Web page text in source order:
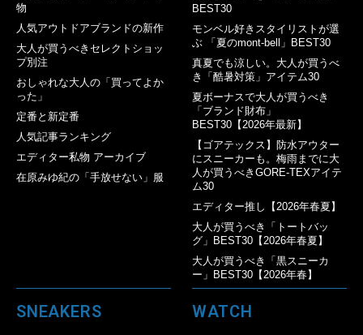
物
人気アウトドアブランドの新作
大人が買うべきセレクトショッ
プ別注
おしゃれな大人の「買ってよか
った」
定番と新定番
人気記事ランキング
エディター私物 アーカイブ
在原みゆ紀の「手放せない」服
BEST30
モンベル好きスタイリストが選
ぶ 「夏のmont-bell」BEST30
真夏でも涼しい。大人が買うべ
き「酷暑対策」アイテム30
夏ボーナスで大人が買うべき
「ブランド財布」
BEST30【2026年最新】
【ゴアテックス】防水アウター
にスニーカーも。梅雨までに大
人が買うべきGORE-TEXアイテ
ム30
エディター推し【2026年春夏】
大人が買うべき「トートバッ
グ」BEST30【2026年春夏】
大人が買うべき「黒スニーカ
ー」BEST30【2026年春】
SNEAKERS WATCH